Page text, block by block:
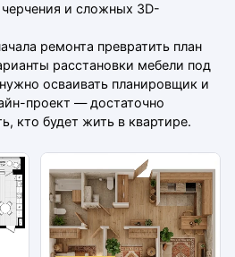
и сложных 3D-
ремонта превратить план
расстановки мебели под
осваивать планировщик и
проект — достаточно
кто будет жить в квартире.